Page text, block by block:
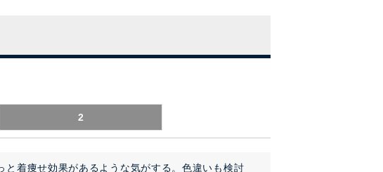
2
着痩せ効果があるような気がする。色違いも検討